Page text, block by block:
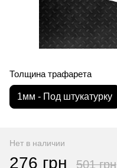
Толщина трафарета
1мм - Под штукатурку
Нет в наличии
276 грн 501 грн